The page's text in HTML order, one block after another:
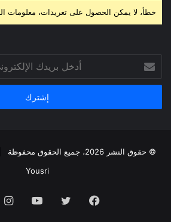
خطأ، لا يمكن الحصول على تغريدات، معلومات
بريدك
الإلكتروني
© حقوق النشر 2026، جميع الحقوق محفوظة |
Yousri
فيسبوك تويتر يوتيوب